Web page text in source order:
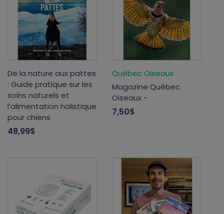
De la nature aux pattes
: Guide pratique sur les
soins naturels et
l’alimentation holistique
pour chiens
48,99$
Québec Oiseaux
Magazine Québec
Oiseaux -
7,50$